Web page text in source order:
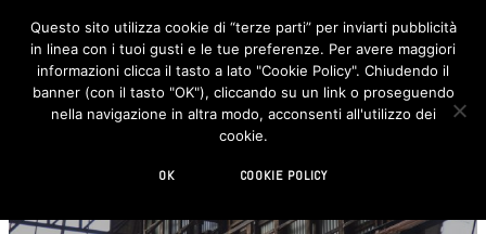
F
c
e
b
o
I
n
s
t
Questo sito utilizza cookie di “terze parti” per inviarti pubblicità
in linea con i tuoi gusti e le tue preferenze. Per avere maggiori
informazioni clicca il tasto a lato "Cookie Policy". Chiudendo il
banner (con il tasto "OK"), cliccando su un link o proseguendo
nella navigazione in altra modo, acconsenti all'utilizzo dei
cookie.
OK COOKIE POLICY